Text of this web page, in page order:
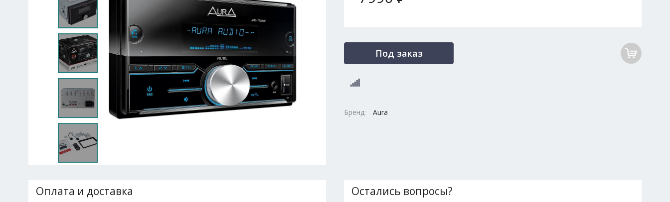
Под заказ
Бренд: Aura
Оплата и доставка Остались вопросы?